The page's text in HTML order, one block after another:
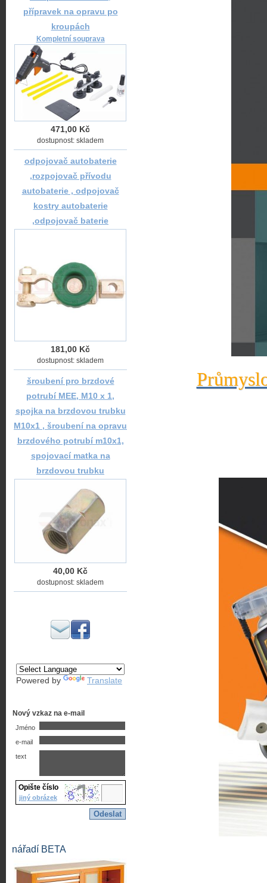
přípravek na opravu po
kroupách
Kompletní souprava
471,00 Kč
dostupnost: skladem
odpojovač autobaterie
,rozpojovač přívodu
autobaterie , odpojovač
kostry autobaterie
,odpojovač baterie
181,00 Kč
dostupnost: skladem
šroubení pro brzdové
potrubí MEE, M10 x 1,
spojka na brzdovou trubku
M10x1 , šroubení na opravu
brzdového potrubí m10x1,
spojovací matka na
brzdovou trubku
40,00 Kč
dostupnost: skladem
Powered by Translate
Nový vzkaz na e-mail
Jméno
e-mail
text
Opište číslo
jiný obrázek
nářadí BETA